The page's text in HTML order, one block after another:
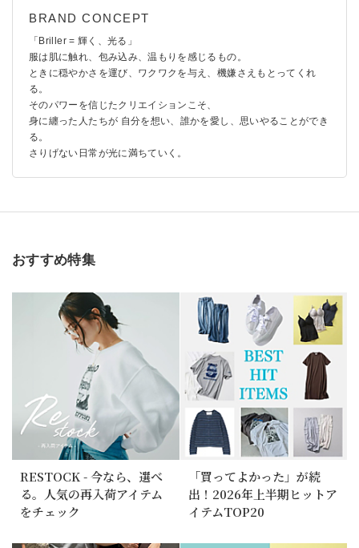
「Briller = 輝く、光る」
服は肌に触れ、包み込み、温もりを感じるもの。
ときに穏やかさを運び、ワクワクを与え、機嫌さえもとってくれ
る。
そのパワーを信じたクリエイションこそ、
身に纏った人たちが 自分を想い、誰かを愛し、思いやることができ
る。
さりげない日常が光に満ちていく。
おすすめ特集
RESTOCK - 今なら、選べ
る。人気の再入荷アイテム
をチェック
「買ってよかった」が続
出！2026年上半期ヒットア
イテムTOP20